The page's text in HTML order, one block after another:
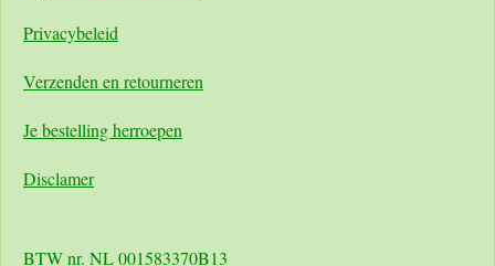
Privacybeleid
Verzenden en retourneren
Je bestelling herroepen
Disclamer
BTW nr. NL 001583370B13